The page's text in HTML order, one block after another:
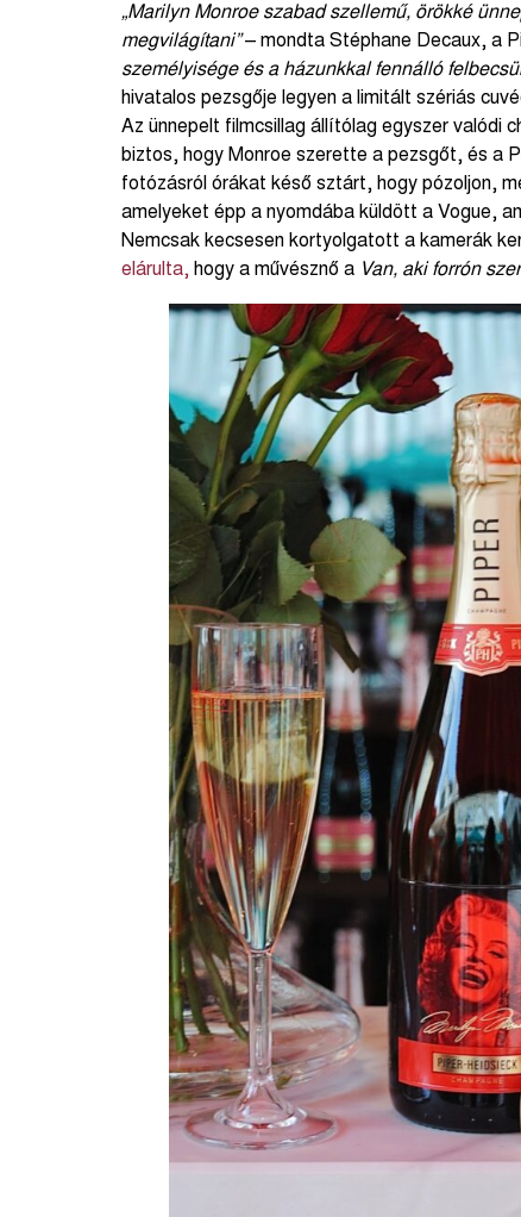
„Marilyn Monroe szabad szellemű, örökké
megvilágítani”– mondta Stéphane Decaux, a
személyisége és a házunkkal fennálló
hivatalos pezsgője legyen a limitált szériás
Az ünnepelt filmcsillag állítólag egyszer valódi
biztos, hogy Monroe szerette a pezsgőt, és a
fotózásról órákat késő sztárt, hogy pózoljon,
amelyeket épp a nyomdába küldött a Vogue,
Nemcsak kecsesen kortyolgatott a kamerák
elárulta, hogy a művésznő a Van, aki forrón